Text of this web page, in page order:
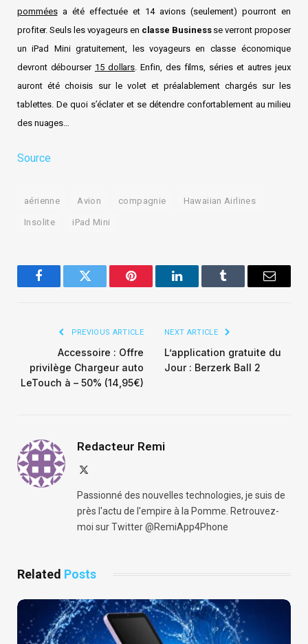
pomméesa été effectuée et 14 avions (seulement) pourront en
profiter. Seuls les voyageurs en classe Businessse verront proposer
un iPad Mini gratuitement, les voyageurs en classe économique
devront débourser 15 dollars. Enfin, des films, séries et autres jeux
auront été choisis sur le volet et préalablement chargés sur les
tablettes. De quoi s’éclater et se détendre confortablement au milieu
des nuages…
Source
aérienne Avion compagnie Hawaiian Airlines
Insolite iPad Mini
FacebookTwitter Pinterest LinkedInTumblr Email
PREVIOUS ARTICLE
Accessoire : Offre
privilège Chargeur auto
LeTouch à – 50% (14,95€)
NEXT ARTICLE
L’application gratuite du
Jour : Berzerk Ball 2
Redacteur Remi
Passionné des nouvelles technologies, je suis de
près l'actu de l'empire à la Pomme. Retrouvez-
moi sur Twitter @RemiApp4Phone
Related Posts